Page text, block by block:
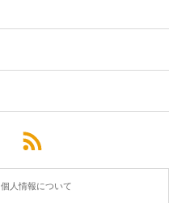
個人情報について